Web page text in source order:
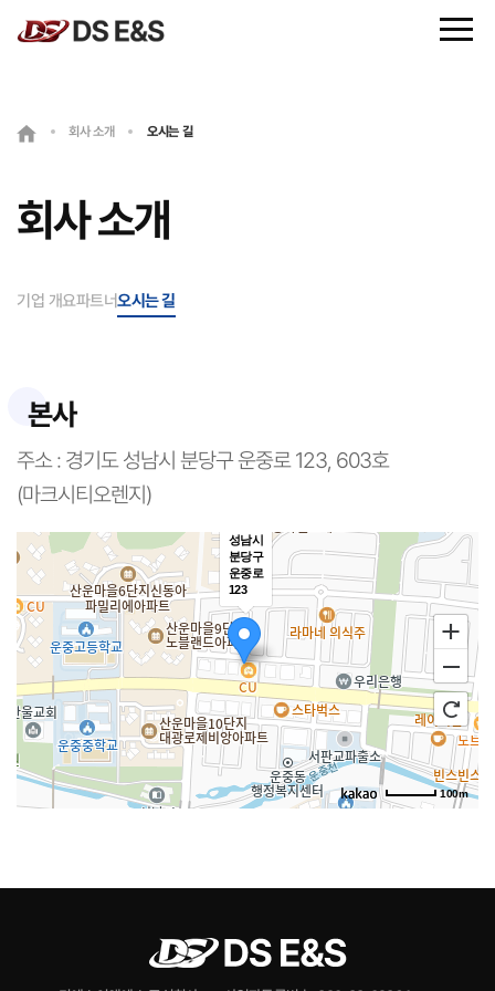
사업 배경
회사 소개 오시는 길
회사 소개
기업 개요파트너오시는 길
본사
주소 : 경기도 성남시 분당구 운중로 123, 603호
(마크시티오렌지)
성남시
분당구
운중로
123
100m